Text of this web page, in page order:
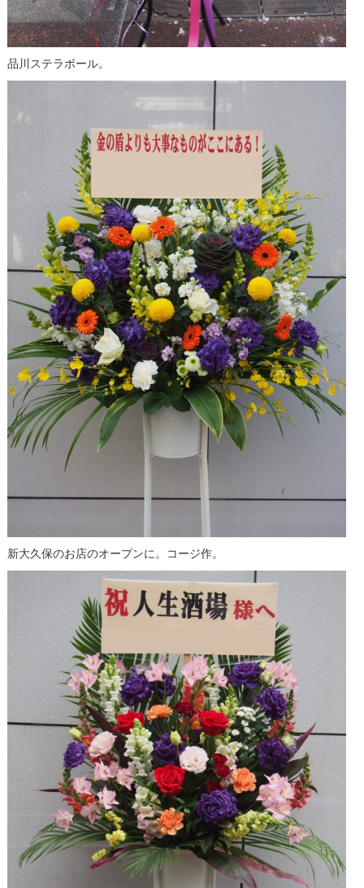
品川ステラボール。
新大久保のお店のオープンに。コージ作。